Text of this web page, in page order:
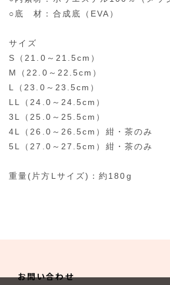
○底 材：合成底（EVA）
サイズ
S（21.0～21.5cm）
M（22.0～22.5cm）
L（23.0～23.5cm）
LL（24.0～24.5cm）
3L（25.0～25.5cm）
4L（26.0～26.5cm）紺・茶のみ
5L（27.0～27.5cm）紺・茶のみ
重量(片方Lサイズ)：約180g
お問い合わせ